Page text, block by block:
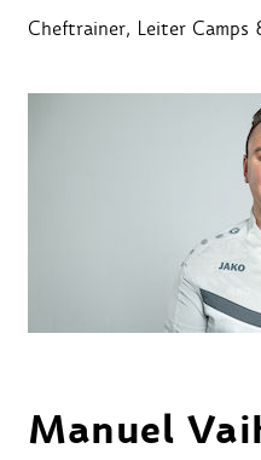
Cheftrainer, Leiter Camps
Manuel